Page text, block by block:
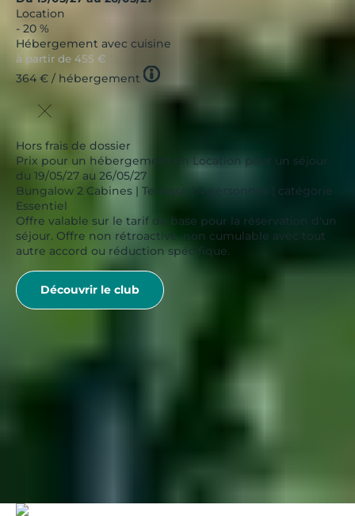
Location
- 20 %
Hébergement avec cuisine
à partir de 455 €
364 € / hébergement Tooltip
icon
Hors frais de dossier
Prix pour un hébergement en Location pour un séjour
du 19/05/27 au 26/05/27
Bungalow 2 Cabines | Terrasse | 4 personnes | catégorie
Essentiel
Offre valable sur le tarif de base pour la réservation d'un
séjour. Offre non rétroactive, non cumulable avec tout
autre accord ou réduction spécifique.
Découvrir le club